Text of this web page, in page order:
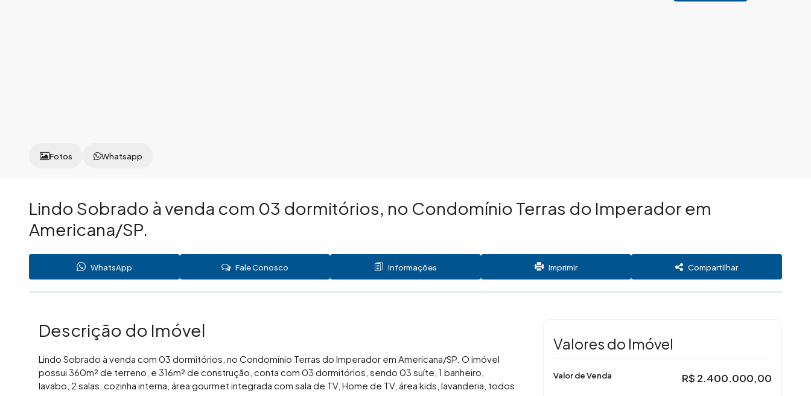
Fotos Whatsapp
Lindo Sobrado à venda com 03 dormitórios, no Condomínio Terras do Imperador em
Americana/SP.
WhatsApp Fale Conosco Informações Imprimir Compartilhar
Descrição do Imóvel
Lindo Sobrado à venda com 03 dormitórios, no Condomínio Terras do Imperador em Americana/SP. O imóvel
possui 360m² de terreno, e 316m² de construção, conta com 03 dormitórios, sendo 03 suíte, 1 banheiro,
lavabo, 2 salas, cozinha interna, área gourmet integrada com sala de TV, Home de TV, área kids, lavanderia, todos
Valores do Imóvel
R$ 2.400.000,00
Valor de Venda